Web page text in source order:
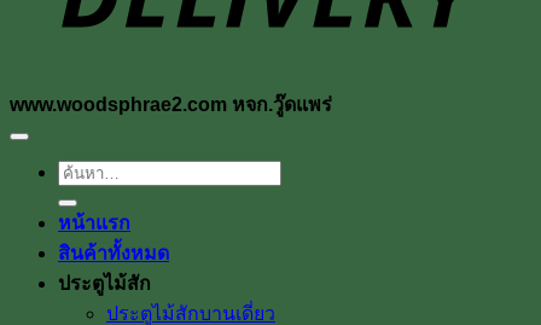
www.woodsphrae2.com หจก.วู๊ดแพร่
ค้นหา:
หน้าแรก
สินค้าทั้งหมด
ประตูไม้สัก
ประตูไม้สักบานเดี่ยว